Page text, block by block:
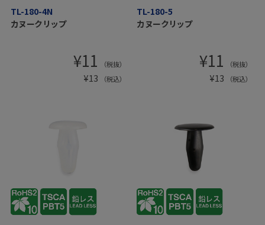
TL-180-4N
カヌークリップ
¥11 （税抜）
¥13 （税込）
TL-180-5
カヌークリップ
¥11 （税抜）
¥13 （税込）